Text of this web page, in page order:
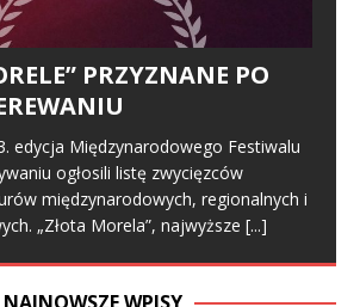
PRZYZNANE PO
edycja Międzynarodowego Festiwalu
ogłosili listę zwycięzców
międzynarodowych, regionalnych i
„Złota Morela”, najwyższe [...]